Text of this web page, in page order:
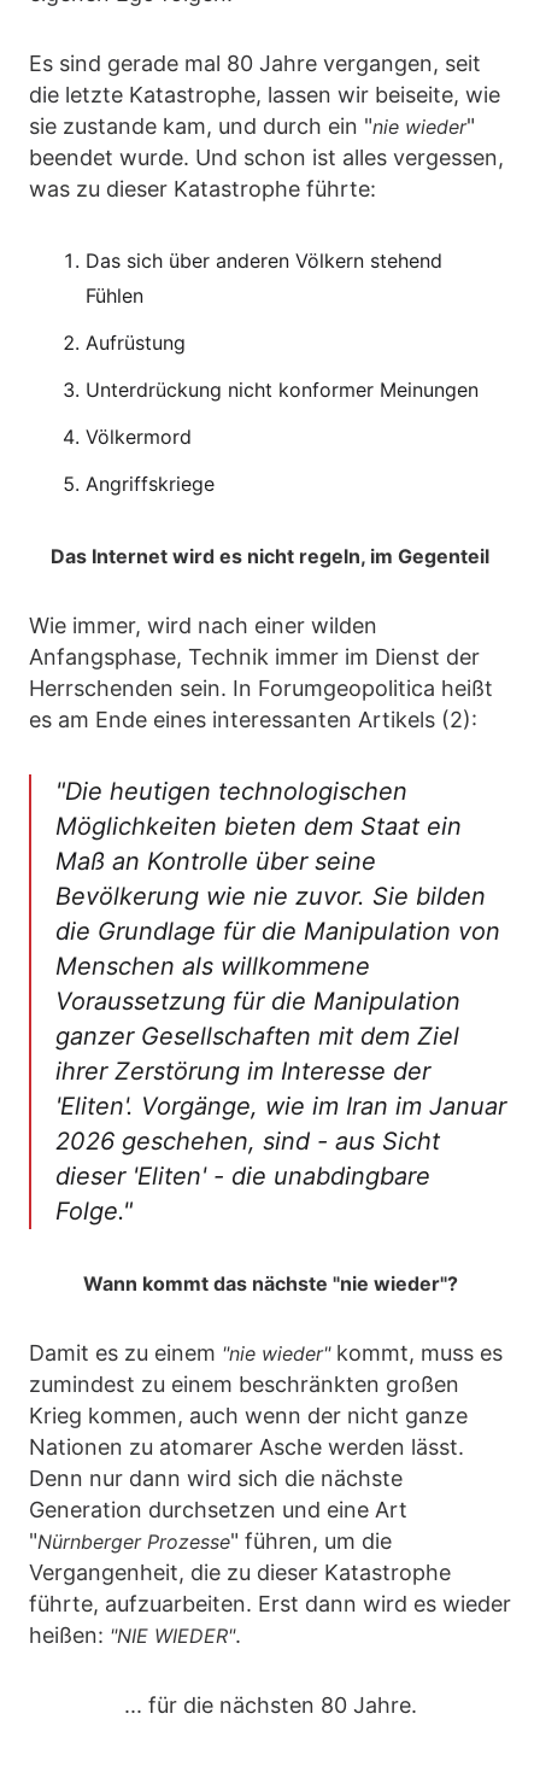
Es sind gerade mal 80 Jahre vergangen, seit
die letzte Katastrophe, lassen wir beiseite, wie
sie zustande kam, und durch ein "nie wieder"
beendet wurde. Und schon ist alles vergessen,
was zu dieser Katastrophe führte:
Das sich über anderen Völkern stehend
Fühlen
Aufrüstung
Unterdrückung nicht konformer Meinungen
Völkermord
Angriffskriege
Das Internet wird es nicht regeln, im Gegenteil
Wie immer, wird nach einer wilden
Anfangsphase, Technik immer im Dienst der
Herrschenden sein. In Forumgeopolitica heißt
es am Ende eines interessanten Artikels (2):
"Die heutigen technologischen
Möglichkeiten bieten dem Staat ein
Maß an Kontrolle über seine
Bevölkerung wie nie zuvor. Sie bilden
die Grundlage für die Manipulation von
Menschen als willkommene
Voraussetzung für die Manipulation
ganzer Gesellschaften mit dem Ziel
ihrer Zerstörung im Interesse der
'Eliten'. Vorgänge, wie im Iran im Januar
2026 geschehen, sind - aus Sicht
dieser 'Eliten' - die unabdingbare
Folge."
Wann kommt das nächste "nie wieder"?
Damit es zu einem "nie wieder"kommt, muss es
zumindest zu einem beschränkten großen
Krieg kommen, auch wenn der nicht ganze
Nationen zu atomarer Asche werden lässt.
Denn nur dann wird sich die nächste
Generation durchsetzen und eine Art
"Nürnberger Prozesse" führen, um die
Vergangenheit, die zu dieser Katastrophe
führte, aufzuarbeiten. Erst dann wird es wieder
heißen: "NIE WIEDER".
... für die nächsten 80 Jahre.